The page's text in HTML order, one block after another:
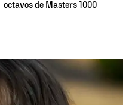
octavos de Masters 1000